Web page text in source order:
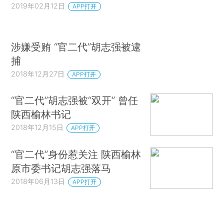
2019年02月12日 APP打开
涉嫌受贿 “官二代”胡志强被逮
捕
2018年12月27日 APP打开
“官二代”胡志强被“双开” 曾任
陕西榆林书记
2018年12月15日 APP打开
“官二代”身份惹关注 陕西榆林
原市委书记胡志强落马
2018年06月13日 APP打开